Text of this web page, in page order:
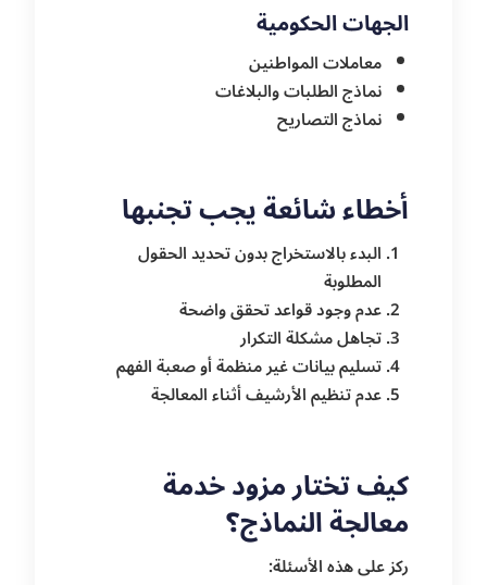
الجهات الحكومية
معاملات المواطنين
نماذج الطلبات والبلاغات
نماذج التصاريح
أخطاء شائعة يجب تجنبها
البدء بالاستخراج بدون تحديد الحقول
المطلوبة
عدم وجود قواعد تحقق واضحة
تجاهل مشكلة التكرار
تسليم بيانات غير منظمة أو صعبة الفهم
عدم تنظيم الأرشيف أثناء المعالجة
كيف تختار مزود خدمة
معالجة النماذج؟
ركز على هذه الأسئلة: